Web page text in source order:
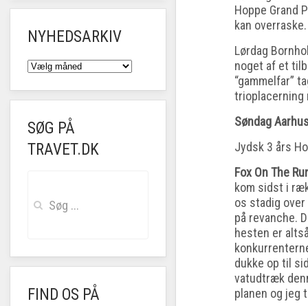
Hoppe Grand
kan overraske.
Lørdag
noget af et
“gammelfar”
trioplacerning
Søndag
Jydsk 3 års
Fox On The
kom sidst i
os stadig
på revanche.
hesten er
dukke op til
vatudtræk
planen og jeg
NYHEDSARKIV
NYHEDSARKIV
SØG PÅ
TRAVET.DK
FIND OS PÅ